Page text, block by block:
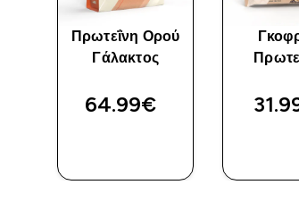
Πρωτεΐνη Ορού
Γάλακτος
64.99€‎